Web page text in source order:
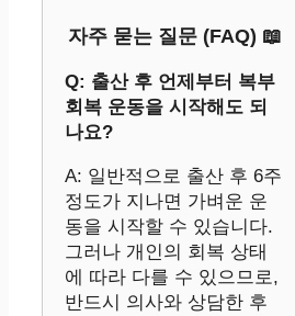
자주 묻는 질문 (FAQ) 📖
Q: 출산 후 언제부터 복부
회복 운동을 시작해도 되
나요?
A: 일반적으로 출산 후 6주
정도가 지나면 가벼운 운
동을 시작할 수 있습니다.
그러나 개인의 회복 상태
에 따라 다를 수 있으므로,
반드시 의사와 상담한 후